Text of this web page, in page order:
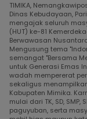
TIMIKA,
Dinas Kebudayaan,
mengajak seluruh
(HUT) ke-81
Berwawasan
Mengusung tema
semangat "Bersama
untuk Generasi Emas
wadah mempererat
sekaligus
Kabupaten Mimika.
mulai dari TK, SD,
paguyuban, serta